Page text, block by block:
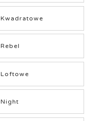
Kwadratowe
Rebel
Loftowe
Night